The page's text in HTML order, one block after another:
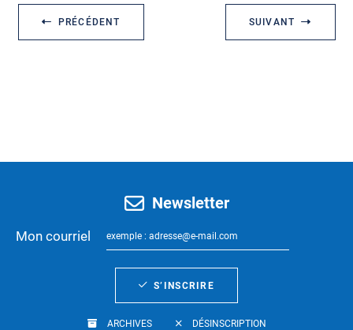
PRÉCÉDENT SUIVANT
Newsletter
Mon courriel
S’INSCRIRE
ARCHIVES DÉSINSCRIPTION